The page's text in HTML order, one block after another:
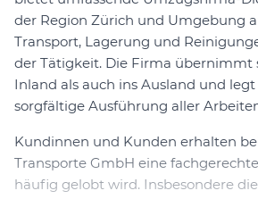
der Region Zürich und Umgebung
Transport, Lagerung und
der Tätigkeit. Die Firma übernimmt
Inland als auch ins Ausland und
sorgfältige Ausführung aller
Kundinnen und Kunden erhalten
Transporte GmbH eine
häufig gelobt wird. Insbesondere